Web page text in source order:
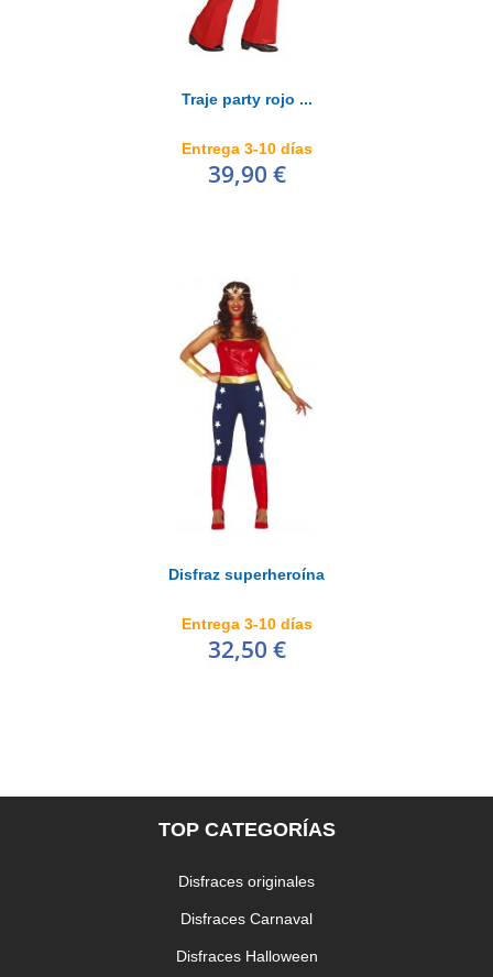
Traje party rojo ...
Entrega 3-10 días
39,90 €
Disfraz superheroína
Entrega 3-10 días
32,50 €
TOP CATEGORÍAS
Disfraces originales
Disfraces Carnaval
Disfraces Halloween